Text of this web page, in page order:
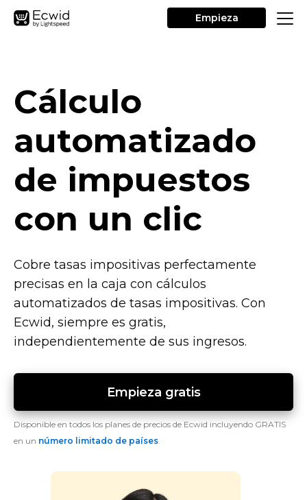
Empieza
Cálculo
automatizado
de impuestos
con un clic
Cobre tasas impositivas perfectamente
precisas en la caja con cálculos
automatizados de tasas impositivas. Con
Ecwid, siempre es gratis,
independientemente de sus ingresos.
Empieza gratis
Disponible en todos los planes de precios de Ecwid incluyendo GRATIS
en un número limitado de países.